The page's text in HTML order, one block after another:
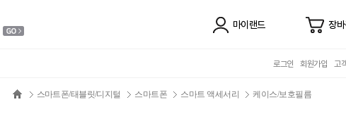
마이랜드 장
로그인 회원가입 고
스마트폰/태블릿/디지털 스마트폰 스마트 액세서리 케이스/보호필름